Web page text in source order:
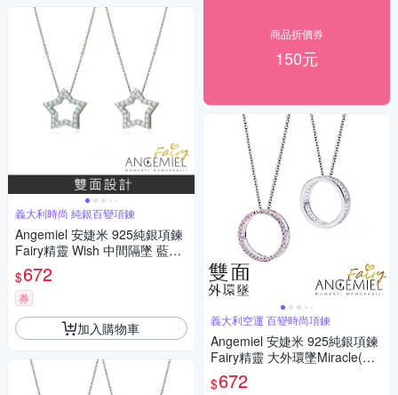
義大利時尚 純銀百變項鍊
Angemiel 安婕米 925純銀項鍊
Fairy精靈 Wish 中間隔墜 藍鑽.
白鑽
$672
券
加入購物車
商品折價券
150元
義大利空運 百變時尚項鍊
Angemiel 安婕米 925純銀項鍊
Fairy精靈 大外環墜Miracle(粉
紅鑽.銀)
$672